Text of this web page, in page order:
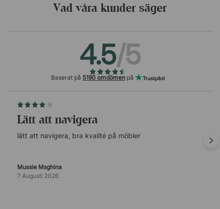
Vad våra kunder säger
4.5/5
Baserat på 5190 omdömenpå
lätt att navigera
lätt att navigera, bra kvalité på möbler
Mussie Msghina
7 Augusti 2026